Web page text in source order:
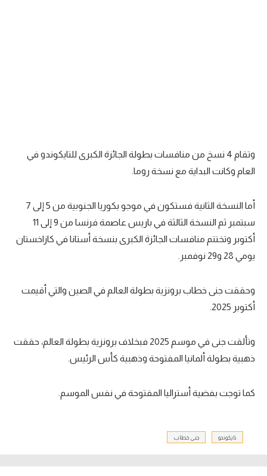
وتقام 4 نسخ من منافسات بطولة الجائزة الكبرى للتايكوندو في
العام وكانت البداية مع نسخة روما.
أما النسخة الثانية فستكون في موجو بكوريا الجنوبية من 5 إلى 7
سبتمبر ثم النسخة الثالثة في باريس عاصمة فرنسا من 9 إلى 11
أكتوبر وتختتم منافسات الجائزة الكبرى بنسخة أستانا في كازاخستان
يومي 28 و29 نوفمبر.
وحققت جنى خطاب برونزية بطولة العالم في الصين والتي أقيمت
أكتوبر 2025.
وتألقت جنى في موسم 2025 فبخلاف برونزية بطولة العالم، حققت
ذهبية بطولة ألمانيا المفتوحة وذهبية كأس الرئيس.
كما توجت بفضية أستراليا المفتوحة في نفس الموسم.
تايكوندو جنى خطاب